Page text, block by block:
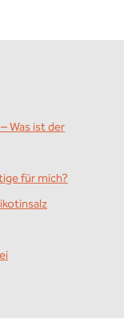
Was ist der
für mich?